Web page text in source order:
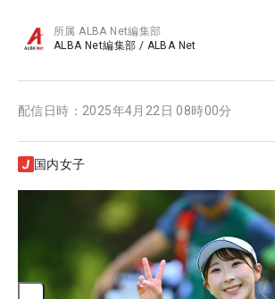
所属ALBA Net編集部
ALBA Net編集部 / ALBA Net
配信日時： 2025年4月22日 08時00分
国内女子